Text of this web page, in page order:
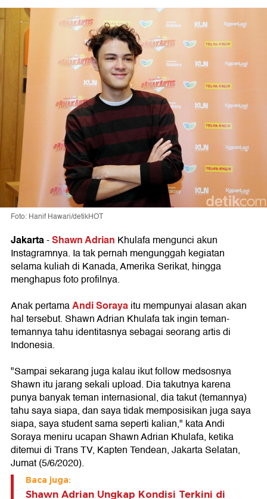
Foto: Hanif Hawari/detikHOT
Jakarta-Shawn Adrian Khulafa mengunci akun
Instagramnya. Ia tak pernah mengunggah kegiatan
selama kuliah di Kanada, Amerika Serikat, hingga
menghapus foto profilnya.
Anak pertamaAndi Sorayaitu mempunyai alasan akan
hal tersebut. Shawn Adrian Khulafa tak ingin teman-
temannya tahu identitasnya sebagai seorang artis di
Indonesia.
"Sampai sekarang juga kalau ikut follow medsosnya
Shawn itu jarang sekali upload. Dia takutnya karena
punya banyak teman internasional, dia takut (temannya)
tahu saya siapa, dan saya tidak memposisikan juga saya
siapa, saya student sama seperti kalian," kata Andi
Soraya meniru ucapan Shawn Adrian Khulafa, ketika
ditemui di Trans TV, Kapten Tendean, Jakarta Selatan,
Jumat (5/6/2020).
Baca juga:
Shawn Adrian Ungkap Kondisi Terkini di